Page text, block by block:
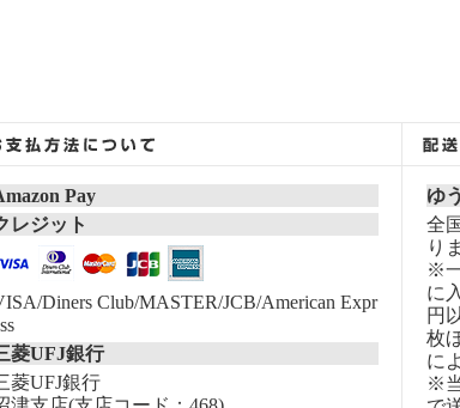
Pay
レジット
Diners Club/MASTER/JCB/American Expr
菱UFJ銀行
菱UFJ銀行
ゆ
全
り
※
に
円
枚
に
※